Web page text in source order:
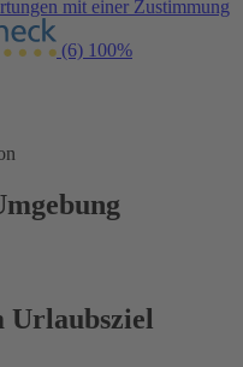
mit einer Zustimmung
(6) 100%
Urlaubsziel